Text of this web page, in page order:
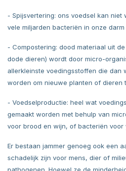
- Spijsvertering: ons voedsel kan
vele miljarden bacteriën in onze darm
- Compostering: dood materiaal uit
dode dieren) wordt door micro-
allerkleinste voedingsstoffen die dan
worden om nieuwe planten of dieren
- Voedselproductie: heel wat
gemaakt worden met behulp van
voor brood en wijn, of bacteriën voor
Er bestaan jammer genoeg ook een
schadelijk zijn voor mens, dier of